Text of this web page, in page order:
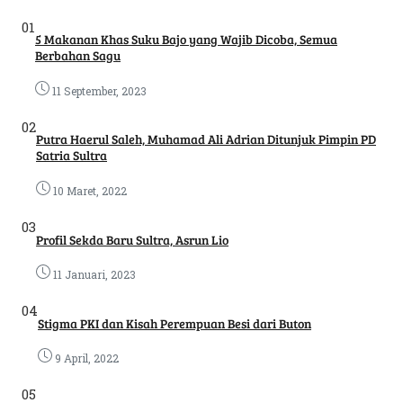
01
5 Makanan Khas Suku Bajo yang Wajib Dicoba, Semua
Berbahan Sagu
11 September, 2023
02
Putra Haerul Saleh, Muhamad Ali Adrian Ditunjuk Pimpin PD
Satria Sultra
10 Maret, 2022
03
Profil Sekda Baru Sultra, Asrun Lio
11 Januari, 2023
04
Stigma PKI dan Kisah Perempuan Besi dari Buton
9 April, 2022
05